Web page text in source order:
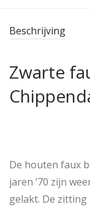
Beschrijving
Zwarte
De houten faux
jaren ’70 zijn
gelakt. De